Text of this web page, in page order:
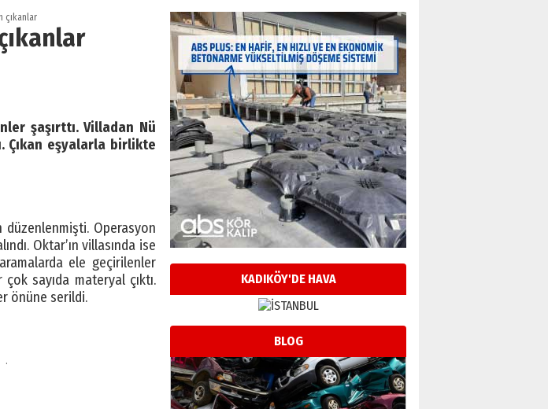
çıkanlar
şaşırttı. Villadan Nü
Çıkan eşyalarla birlikte
Operasyon
Oktar’ın villasında ise
ele geçirilenler
sayıda materyal çıktı.
önüne serildi.
KADIKÖY'DE HAVA
BLOG
Neşat YALÇIN